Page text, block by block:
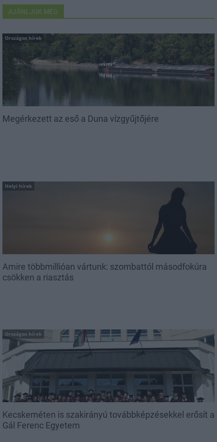
AJÁNLJUK MÉG
Országos hírek
Megérkezett az eső a Duna vízgyűjtőjére
Helyi hírek
Amire többmillióan vártunk: szombattól másodfokúra
csökken a riasztás
Országos hírek
Kecskeméten is szakirányú továbbképzésekkel erősít a
Gál Ferenc Egyetem